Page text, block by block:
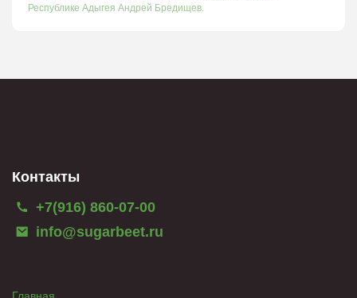
Республике Адыгея Андрей Бредищев.
Контакты
+7(916) 860-07-00
info@sugarbeet.ru